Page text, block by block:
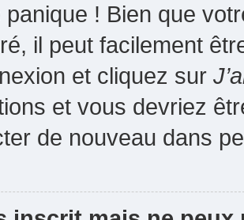
panique ! Bien que
il peut facilement
et cliquez sur
et vous devriez
de nouveau dans